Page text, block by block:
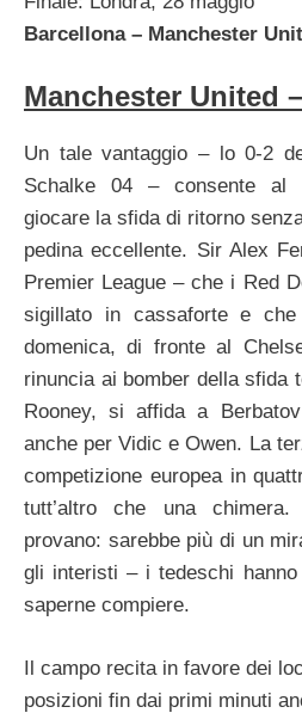
Barcellona – Manchester
Manchester United
Un tale vantaggio – lo 0-2
Schalke 04 – consente al
giocare la sfida di ritorno
pedina eccellente. Sir Alex
Premier League – che i Red
sigillato in cassaforte e
domenica, di fronte al
rinuncia ai bomber della sfida
Rooney, si affida a
anche per Vidic e Owen. La
competizione europea in
tutt’altro che una
provano: sarebbe più di un
gli interisti – i tedeschi
saperne compiere.
Il campo recita in favore dei
posizioni fin dai primi minuti